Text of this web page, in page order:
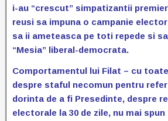
i-au “crescut” simpatizantii
reusi sa impuna o campanie
sa ii ameteasca pe toti repede si
“Mesia” liberal-democrata.
Comportamentul lui Filat – cu
despre staful necomun pentru
dorinta de a fi Presedinte, despre
electorale la 30 de zile, nu mai